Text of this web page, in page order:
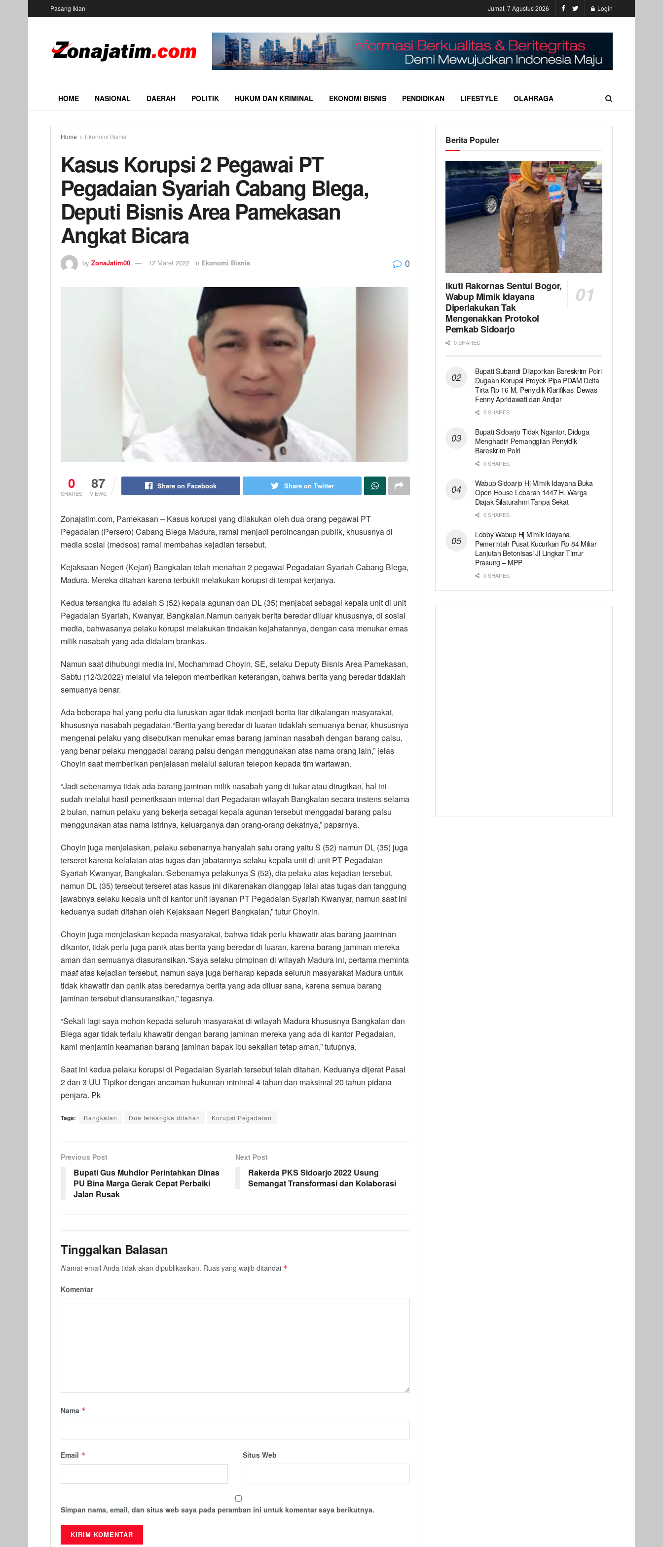
Pasang Iklan Jumat, 7 Agustus 2026 Login
HOME NASIONAL DAERAH POLITIK HUKUM DAN KRIMINAL EKONOMI BISNIS PENDIDIKAN LIFESTYLE OLAHRAGA
Home Ekonomi Bisnis
Kasus Korupsi 2 Pegawai PT
Pegadaian Syariah Cabang Blega,
Deputi Bisnis Area Pamekasan
Angkat Bicara
by ZonaJatim00 12 Maret 2022 in Ekonomi Bisnis 0
0
SHARES
87
VIEWS
Share on Facebook Share on Twitter
Zonajatim.com, Pamekasan – Kasus korupsi yang dilakukan oleh dua orang pegawai PT
Pegadaian (Persero) Cabang Blega Madura, ramai menjadi perbincangan publik, khususnya di
media sosial (medsos) ramai membahas kejadian tersebut.
Kejaksaan Negeri (Kejari) Bangkalan telah menahan 2 pegawai Pegadaian Syariah Cabang Blega,
Madura. Mereka ditahan karena terbukti melakukan korupsi di tempat kerjanya.
Kedua tersangka itu adalah S (52) kepala agunan dan DL (35) menjabat sebagai kepala unit di unit
Pegadaian Syariah, Kwanyar, Bangkalan.Namun banyak berita beredar diluar khususnya, di sosial
media, bahwasanya pelaku korupsi melakukan tindakan kejahatannya, dengan cara menukar emas
milik nasabah yang ada didalam brankas.
Namun saat dihubungi media ini, Mochammad Choyin, SE, selaku Deputy Bisnis Area Pamekasan,
Sabtu (12/3/2022) melalui via telepon memberikan keterangan, bahwa berita yang beredar tidaklah
semuanya benar.
Ada beberapa hal yang perlu dia luruskan agar tidak menjadi berita liar dikalangan masyarakat,
khususnya nasabah pegadaian.“Berita yang beredar di luaran tidaklah semuanya benar, khususnya
mengenai pelaku yang disebutkan menukar emas barang jaminan nasabah dengan barang palsu,
yang benar pelaku menggadai barang palsu dengan menggunakan atas nama orang lain,” jelas
Choyin saat memberikan penjelasan melalui saluran telepon kepada tim wartawan.
“Jadi sebenarnya tidak ada barang jaminan milik nasabah yang di tukar atau dirugikan, hal ini
sudah melalui hasil pemeriksaan internal dari Pegadaian wilayah Bangkalan secara instens selama
2 bulan, namun pelaku yang bekerja sebagai kepala agunan tersebut menggadai barang palsu
menggunakan atas nama istrinya, keluarganya dan orang-orang dekatnya,” paparnya.
Choyin juga menjelaskan, pelaku sebenarnya hanyalah satu orang yaitu S (52) namun DL (35) juga
terseret karena kelalaian atas tugas dan jabatannya selaku kepala unit di unit PT Pegadaian
Syariah Kwanyar, Bangkalan.“Sebenarnya pelakunya S (52), dia pelaku atas kejadian tersebut,
namun DL (35) tersebut terseret atas kasus ini dikarenakan dianggap lalai atas tugas dan tanggung
jawabnya selaku kepala unit di kantor unit layanan PT Pegadaian Syariah Kwanyar, namun saat ini
keduanya sudah ditahan oleh Kejaksaan Negeri Bangkalan,” tutur Choyin.
Choyin juga menjelaskan kepada masyarakat, bahwa tidak perlu khawatir atas barang jaaminan
dikantor, tidak perlu juga panik atas berita yang beredar di luaran, karena barang jaminan mereka
aman dan semuanya diasuransikan.“Saya selaku pimpinan di wilayah Madura ini, pertama meminta
maaf atas kejadian tersebut, namun saya juga berharap kepada seluruh masyarakat Madura untuk
tidak khawatir dan panik atas beredarnya berita yang ada diluar sana, karena semua barang
jaminan tersebut diansuransikan,” tegasnya.
“Sekali lagi saya mohon kepada seluruh masyarakat di wilayah Madura khususnya Bangkalan dan
Blega agar tidak terlalu khawatir dengan barang jaminan mereka yang ada di kantor Pegadaian,
kami menjamin keamanan barang jaminan bapak ibu sekalian tetap aman,” tutupnya.
Saat ini kedua pelaku korupsi di Pegadaian Syariah tersebut telah ditahan. Keduanya dijerat Pasal
2 dan 3 UU Tipikor dengan ancaman hukuman minimal 4 tahun dan maksimal 20 tahun pidana
penjara. Pk
Tags: Bangkalan Dua tersangka ditahan Korupsi Pegadaian
Previous Post
Bupati Gus Muhdlor Perintahkan Dinas
PU Bina Marga Gerak Cepat Perbaiki
Jalan Rusak
Next Post
Rakerda PKS Sidoarjo 2022 Usung
Semangat Transformasi dan Kolaborasi
Tinggalkan Balasan
Alamat email Anda tidak akan dipublikasikan. Ruas yang wajib ditandai *
Komentar
Nama *
Email * Situs Web
Simpan nama, email, dan situs web saya pada peramban ini untuk komentar saya berikutnya.
Berita Populer
Ikuti Rakornas Sentul Bogor,
Wabup Mimik Idayana
Diperlakukan Tak
Mengenakkan Protokol
Pemkab Sidoarjo
0 SHARES
Bupati Subandi Dilaporkan Bareskrim Polri
Dugaan Korupsi Proyek Pipa PDAM Delta
Tirta Rp 16 M, Penyidik Klarifikasi Dewas
Fenny Apridawati dan Andjar
0 SHARES
Bupati Sidoarjo Tidak Ngantor, Diduga
Menghadiri Pemanggilan Penyidik
Bareskrim Polri
0 SHARES
Wabup Sidoarjo Hj Mimik Idayana Buka
Open House Lebaran 1447 H, Warga
Diajak Silaturahmi Tanpa Sekat
0 SHARES
Lobby Wabup Hj Mimik Idayana,
Pemerintah Pusat Kucurkan Rp 84 Miliar
Lanjutan Betonisasi Jl Lingkar Timur
Prasung – MPP
0 SHARES